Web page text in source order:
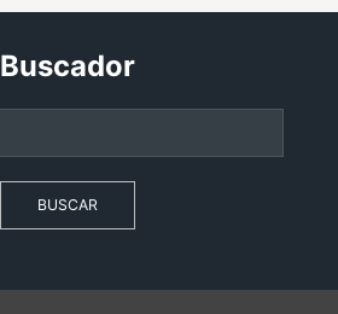
Buscador
BUSCAR